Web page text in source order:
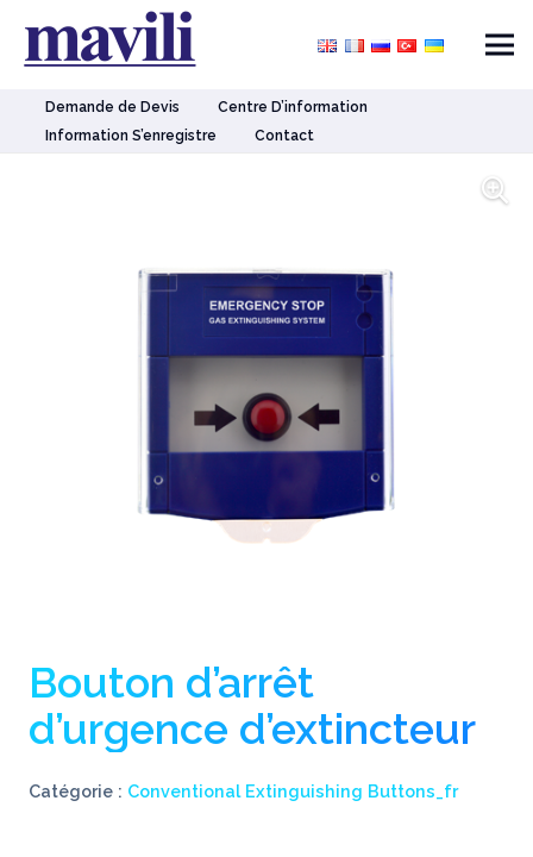
Demande de Devis
Centre D’information
Information S’enregistre
Contact
Bouton d’arrêt
d’urgence d’extincteur
Catégorie : Conventional Extinguishing Buttons_fr